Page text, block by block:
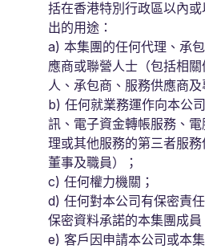
括在香港特別行政區以內
出的用途：
a) 本集團的任何代理、承
應商或聯營人士（包括相
人、承包商、服務供應商及
b) 任何就業務運作向本公
訊、電子資金轉帳服務、
理或其他服務的第三者服
董事及職員）；
c) 任何權力機關；
d) 任何對本公司有保密責
保密資料承諾的本集團成員
e) 客戶因申請本公司或本